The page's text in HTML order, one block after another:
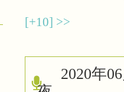
[+10] >>
2020年